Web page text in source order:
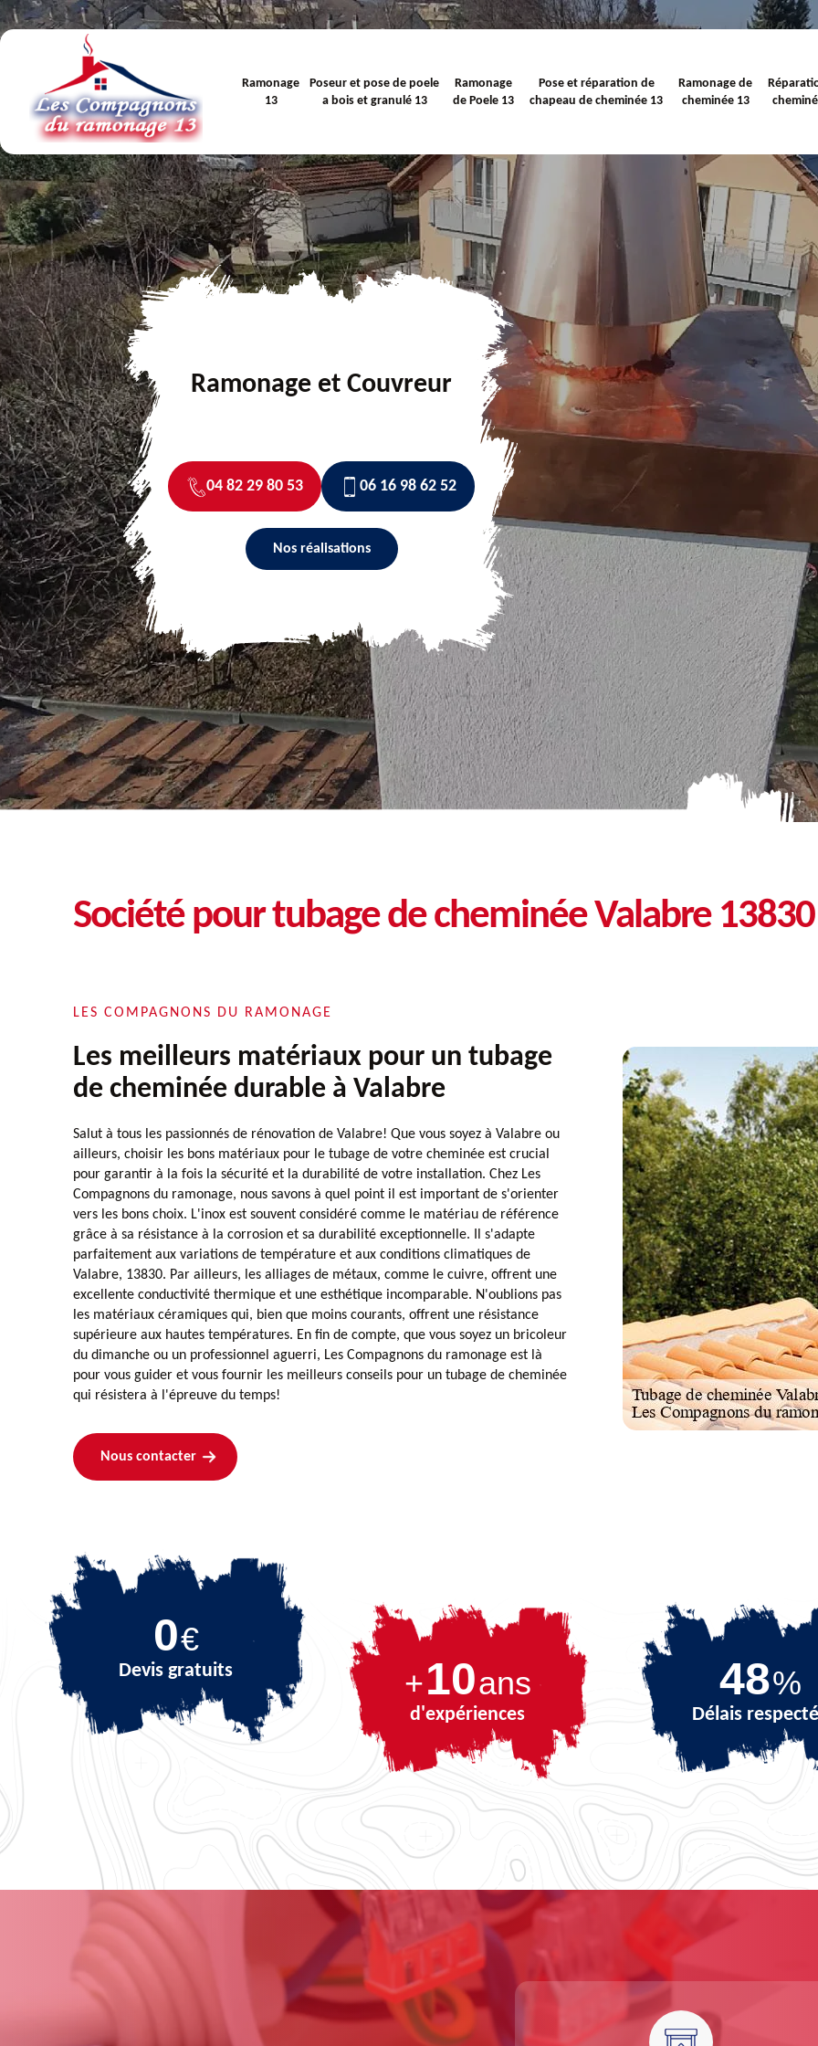
Ramonage
13
Poseur et pose de poele
a bois et granulé 13
Ramonage
de Poele 13
Pose et réparation de
chapeau de cheminée 13
Ramonage de
cheminée 13
Ramonage et Couvreur
04 82 29 80 53 06 16 98 62 52
Nos réalisations
Société pour tubage de cheminée Valabre 13830
LES COMPAGNONS DU RAMONAGE
Les meilleurs matériaux pour un tubage
de cheminée durable à Valabre
Salut à tous les passionnés de rénovation de Valabre! Que vous soyez à Valabre ou
ailleurs, choisir les bons matériaux pour le tubage de votre cheminée est crucial
pour garantir à la fois la sécurité et la durabilité de votre installation. Chez Les
Compagnons du ramonage, nous savons à quel point il est important de s'orienter
vers les bons choix. L'inox est souvent considéré comme le matériau de référence
grâce à sa résistance à la corrosion et sa durabilité exceptionnelle. Il s'adapte
parfaitement aux variations de température et aux conditions climatiques de
Valabre, 13830. Par ailleurs, les alliages de métaux, comme le cuivre, offrent une
excellente conductivité thermique et une esthétique incomparable. N'oublions pas
les matériaux céramiques qui, bien que moins courants, offrent une résistance
supérieure aux hautes températures. En fin de compte, que vous soyez un bricoleur
du dimanche ou un professionnel aguerri, Les Compagnons du ramonage est là
pour vous guider et vous fournir les meilleurs conseils pour un tubage de cheminée
qui résistera à l'épreuve du temps!
Nous contacter
0€
Devis gratuits +10ans
d'expériences
67%
Délais